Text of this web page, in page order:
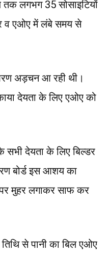
लगभग 35 सोसाइटियों
व एओए में लंबे समय से
अड़चन आ रही थी।
देयता के लिए एओए को
देयता के लिए बिल्डर
बोर्ड इस आशय का
पर मुहर लगाकर साफ कर
से पानी का बिल एओए